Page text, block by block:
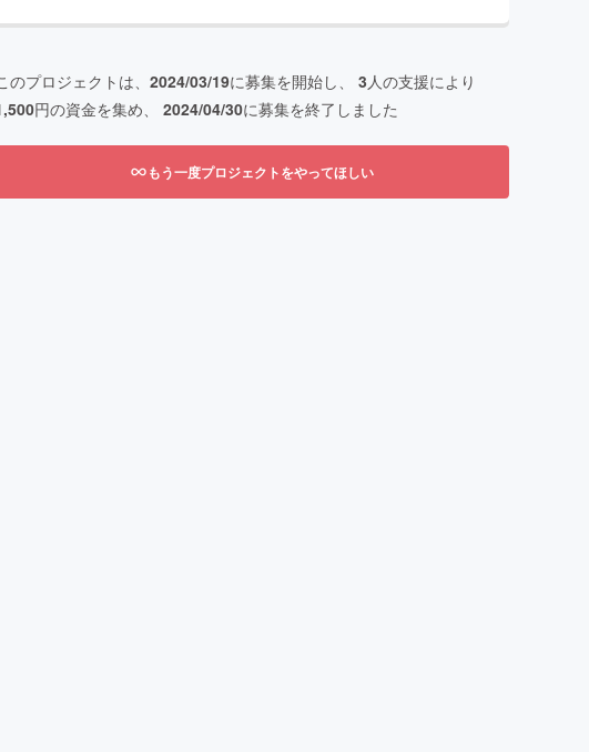
のプロジェクトは、 2024/03/19に募集を開始し、 3人の支援により
円の資金を集め、 2024/04/30に募集を終了しました
もう一度プロジェクトをやってほしい